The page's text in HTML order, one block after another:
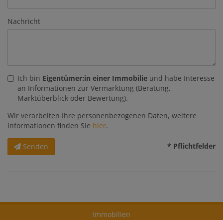
Nachricht
Ich bin Eigentümer:in einer Immobilie und habe Interesse
an Informationen zur Vermarktung (Beratung,
Marktüberblick oder Bewertung).
Wir verarbeiten Ihre personenbezogenen Daten, weitere
Informationen finden Sie hier.
Senden * Pflichtfelder
Immobilien